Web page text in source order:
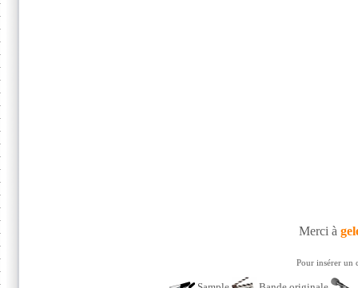
Merci à
Pour insérer un